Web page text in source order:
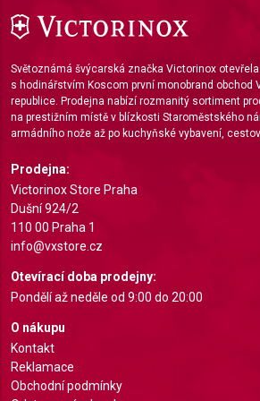
Světoznámá švýcarská značka Victorinox
s hodinářstvím Koscom první monobrand obchod
republice. Prodejna nabízí rozmanitý sortiment
na prestižním místě v blízkosti Staroměstského
armádního nože až po kuchyňské vybavení,
Prodejna:
Victorinox Store Praha
Dušní 924/2
110 00 Praha 1
info@vxstore.cz
Otevírací doba prodejny:
Pondělí až neděle od 9:00 do 20:00
O nákupu
Kontakt
Reklamace
Obchodní podmínky
Functional